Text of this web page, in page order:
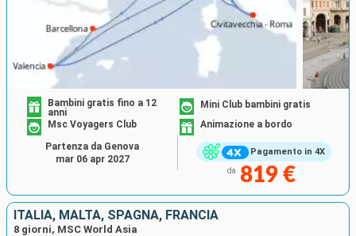
Pagamento in 4X
Bambini gratis fino a 12
anni
Mini Club bambini gratis
Msc Voyagers Club
Animazione a bordo
da 819 €
Partenza da Genova
mar 06 apr 2027
ITALIA, MALTA, SPAGNA, FRANCIA
8 giorni, MSC World Asia